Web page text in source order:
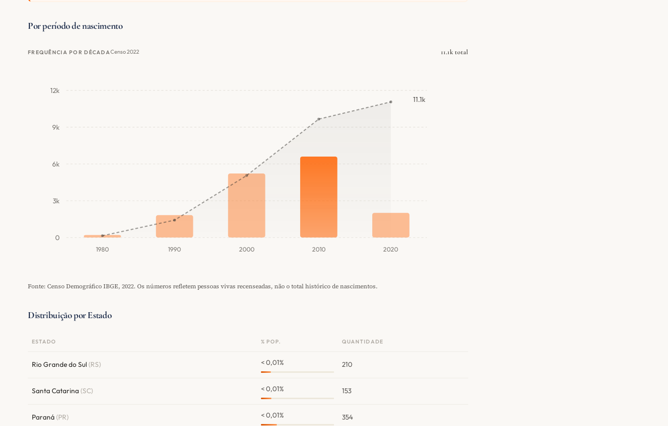
Por período de nascimento
FREQUÊNCIA POR DÉCADACenso 2022 11.1k total
0
3k
6k
9k
12k
1980 1990 2000 2010 2020
11.1k
Fonte: Censo Demográfico IBGE, 2022. Os números refletem pessoas vivas recenseadas, não o total histórico de nascimentos.
Distribuição por Estado
ESTADO % POP. QUANTIDADE
Rio Grande do Sul(RS) < 0,01% 210
Santa Catarina (SC) < 0,01% 153
Paraná (PR) < 0,01% 354